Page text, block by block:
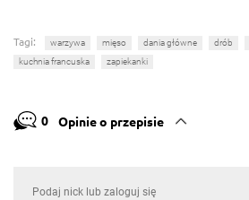
Tagi: warzywa mięso dania główne drób
kuchnia francuska
zapiekanki
0 Opinie o przepisie